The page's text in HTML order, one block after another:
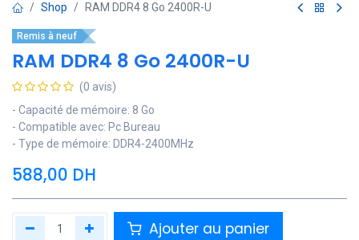
Shop RAM DDR4 8 Go 2400R-U
Remis à neuf
RAM DDR4 8 Go 2400R-U
(0 avis)
- Capacité de mémoire: 8 Go
- Compatible avec: Pc Bureau
- Type de mémoire: DDR4-2400MHz
588,00 DH
Ajouter au panier